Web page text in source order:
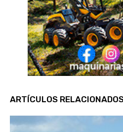
ARTÍCULOS